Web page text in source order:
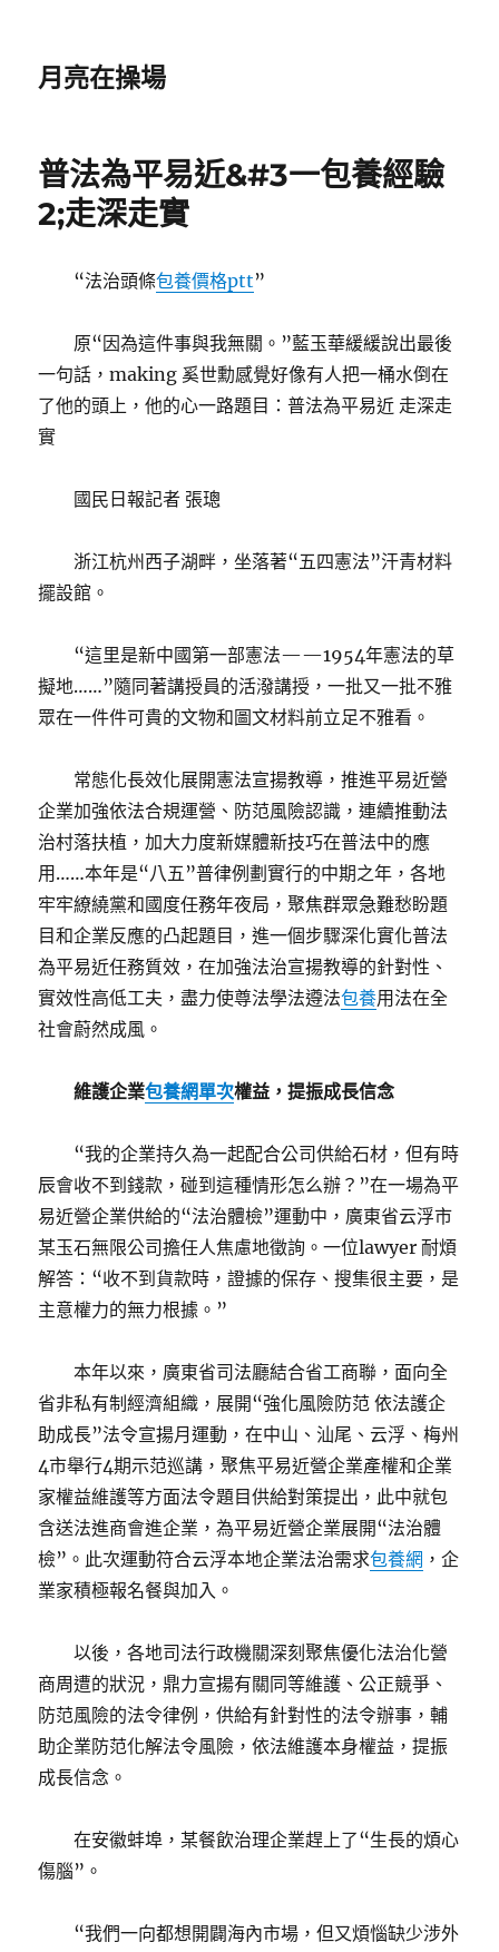
月亮在操場
普法為平易近&#3一包養經驗
2;走深走實
“法治頭條包養價格ptt”
原“因為這件事與我無關。”藍玉華緩緩說出最後
一句話，making 奚世勳感覺好像有人把一桶水倒在
了他的頭上，他的心一路題目：普法為平易近 走深走
實
國民日報記者 張璁
浙江杭州西子湖畔，坐落著“五四憲法”汗青材料
擺設館。
“這里是新中國第一部憲法——1954年憲法的草
擬地……”隨同著講授員的活潑講授，一批又一批不雅
眾在一件件可貴的文物和圖文材料前立足不雅看。
常態化長效化展開憲法宣揚教導，推進平易近營
企業加強依法合規運營、防范風險認識，連續推動法
治村落扶植，加大力度新媒體新技巧在普法中的應
用……本年是“八五”普律例劃實行的中期之年，各地
牢牢繚繞黨和國度任務年夜局，聚焦群眾急難愁盼題
目和企業反應的凸起題目，進一個步驟深化實化普法
為平易近任務質效，在加強法治宣揚教導的針對性、
實效性高低工夫，盡力使尊法學法遵法包養用法在全
社會蔚然成風。
維護企業包養網單次權益，提振成長信念
“我的企業持久為一起配合公司供給石材，但有時
辰會收不到錢款，碰到這種情形怎么辦？”在一場為平
易近營企業供給的“法治體檢”運動中，廣東省云浮市
某玉石無限公司擔任人焦慮地徵詢。一位lawyer 耐煩
解答：“收不到貨款時，證據的保存、搜集很主要，是
主意權力的無力根據。”
本年以來，廣東省司法廳結合省工商聯，面向全
省非私有制經濟組織，展開“強化風險防范 依法護企
助成長”法令宣揚月運動，在中山、汕尾、云浮、梅州
4市舉行4期示范巡講，聚焦平易近營企業產權和企業
家權益維護等方面法令題目供給對策提出，此中就包
含送法進商會進企業，為平易近營企業展開“法治體
檢”。此次運動符合云浮本地企業法治需求包養網 ，企
業家積極報名餐與加入。
以後，各地司法行政機關深刻聚焦優化法治化營
商周遭的狀況，鼎力宣揚有關同等維護、公正競爭、
防范風險的法令律例，供給有針對性的法令辦事，輔
助企業防范化解法令風險，依法維護本身權益，提振
成長信念。
在安徽蚌埠，某餐飲治理企業趕上了“生長的煩心
傷腦”。
“我們一向都想開闢海內市場，但又煩惱缺少涉外